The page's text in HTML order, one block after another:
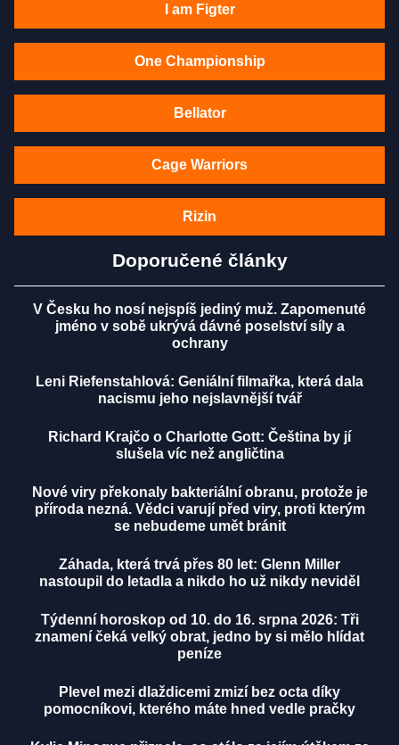
I am Figter
One Championship
Bellator
Cage Warriors
Rizin
Doporučené články
V Česku ho nosí nejspíš jediný muž. Zapomenuté
jméno v sobě ukrývá dávné poselství síly a
ochrany
Leni Riefenstahlová: Geniální filmařka, která dala
nacismu jeho nejslavnější tvář
Richard Krajčo o Charlotte Gott: Čeština by jí
slušela víc než angličtina
Nové viry překonaly bakteriální obranu, protože je
příroda nezná. Vědci varují před viry, proti kterým
se nebudeme umět bránit
Záhada, která trvá přes 80 let: Glenn Miller
nastoupil do letadla a nikdo ho už nikdy neviděl
Týdenní horoskop od 10. do 16. srpna 2026: Tři
znamení čeká velký obrat, jedno by si mělo hlídat
peníze
Plevel mezi dlaždicemi zmizí bez octa díky
pomocníkovi, kterého máte hned vedle pračky